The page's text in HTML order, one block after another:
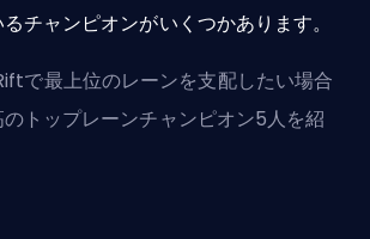
チャンピオンがいくつかあります。
で最上位のレーンを支配したい場合
トップレーンチャンピオン5人を紹